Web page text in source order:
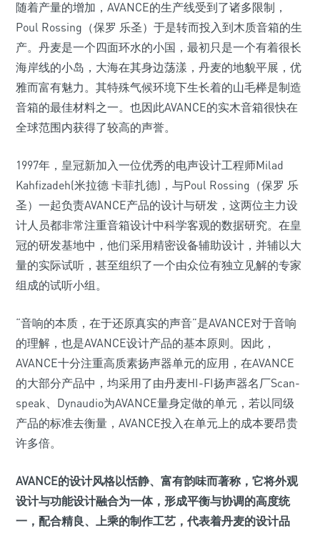
随着产量的增加，AVANCE的生产线受到了诸多限制，
Poul Rossing（保罗 乐圣）于是转而投入到木质音箱的生
产。丹麦是一个四面环水的小国，最初只是一个有着很长
海岸线的小岛，大海在其身边荡漾，丹麦的地貌平展，优
雅而富有魅力。其特殊气候环境下生长着的山毛榉是制造
音箱的最佳材料之一。也因此AVANCE的实木音箱很快在
全球范围内获得了较高的声誉。
1997年，皇冠新加入一位优秀的电声设计工程师Milad
Kahfizadeh(米拉德 卡菲扎德)，与Poul Rossing（保罗 乐
圣）一起负责AVANCE产品的设计与研发，这两位主力设
计人员都非常注重音箱设计中科学客观的数据研究。在皇
冠的研发基地中，他们采用精密设备辅助设计，并辅以大
量的实际试听，甚至组织了一个由众位有独立见解的专家
组成的试听小组。
“音响的本质，在于还原真实的声音”是AVANCE对于音响
的理解，也是AVANCE设计产品的基本原则。因此，
AVANCE十分注重高质素扬声器单元的应用，在AVANCE
的大部分产品中，均采用了由丹麦HI-FI扬声器名厂Scan-
speak、Dynaudio为AVANCE量身定做的单元，若以同级
产品的标准去衡量，AVANCE投入在单元上的成本要昂贵
许多倍。
AVANCE的设计风格以恬静、富有韵味而著称，它将外观
设计与功能设计融合为一体，形成平衡与协调的高度统
一，配合精良、上乘的制作工艺，代表着丹麦的设计品